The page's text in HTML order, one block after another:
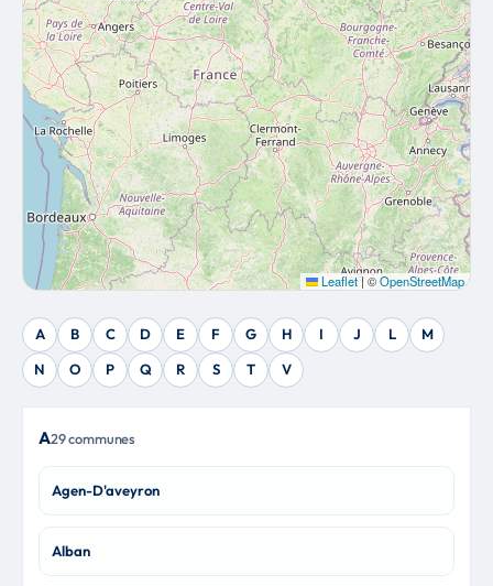
Leaflet| ©OpenStreetMap
A B C D E F G H I J L
M
N
O P Q R S T V
A29 communes
Agen-D'aveyron
Alban